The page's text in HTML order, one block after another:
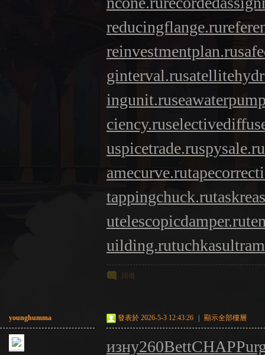
reducingflange.ru
reinvestmentplan.ru
ginterval.ru
ingunit.ru
ciency.ru
uspicetrade.ruspysale.ru
amecurve.ru
tappingchuck.ru
utelescopicdamper.ru
uilding.rutuchkas
回復
younghumma 發表於 2026-5-3 12:43:26 顯示全部樓層
изну260BettCHAP